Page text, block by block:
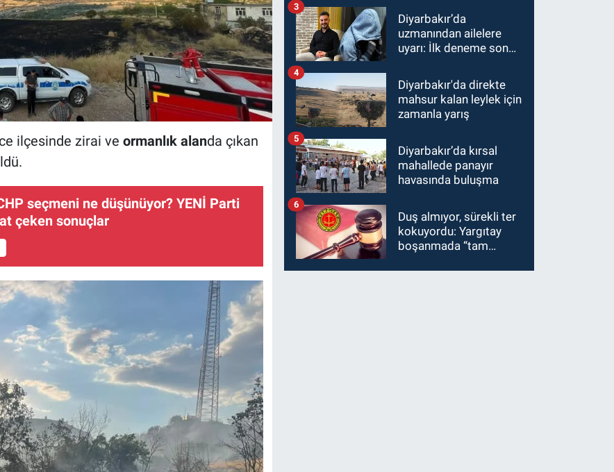
ilçesinde zirai ve ormanlık alanda çıkan
seçmeni ne düşünüyor? YENİ Parti
çeken sonuçlar
Diyarbakır’da
uzmanından ailelere
uyarı: İlk deneme son
ele geçiriyor
3
Diyarbakır'da direkte
mahsur kalan leylek için
zamanla yarış
4
Diyarbakır’da kırsal
mahallede panayır
havasında buluşma
5
Duş almıyor, sürekli ter
kokuyordu: Yargıtay
boşanmada “tam
6